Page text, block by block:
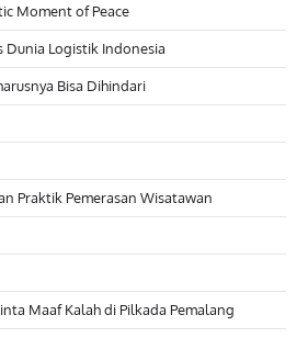
Moment of Peace
Dunia Logistik Indonesia
Bisa Dihindari
Praktik Pemerasan Wisatawan
Maaf Kalah di Pilkada Pemalang